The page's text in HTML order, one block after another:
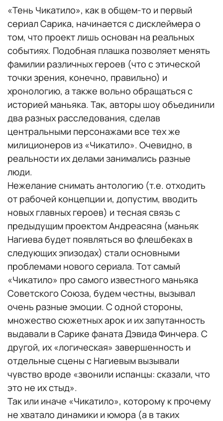
«Тень Чикатило», как в общем-то и первый
сериал Сарика, начинается с дисклеймера о
том, что проект лишь основан на реальных
событиях. Подобная плашка позволяет менять
фамилии различных героев (что с этической
точки зрения, конечно, правильно) и
хронологию, а также вольно обращаться с
историей маньяка. Так, авторы шоу объединили
два разных расследования, сделав
центральными персонажами все тех же
милиционеров из «Чикатило». Очевидно, в
реальности их делами занимались разные
люди.
Нежелание снимать антологию (т.е. отходить
от рабочей концепции и, допустим, вводить
новых главных героев) и тесная связь с
предыдущим проектом Андреасяна (маньяк
Нагиева будет появляться во флешбеках в
следующих эпизодах) стали основными
проблемами нового сериала. Тот самый
«Чикатило» про самого известного маньяка
Советского Союза, будем честны, вызывал
очень разные эмоции. С одной стороны,
множество сюжетных арок и их запутанность
выдавали в Сарике фаната Дэвида Финчера. С
другой, их «логическая» завершенность и
отдельные сцены с Нагиевым вызывали
чувство вроде «звонили испанцы: сказали, что
это не их стыд».
Так или иначе «Чикатило», которому к прочему
не хватало динамики и юмора (а в таких